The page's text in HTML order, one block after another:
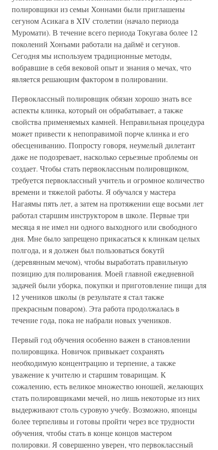
полировщики из семьи Хоннами были приглашены
сегуном Асикага в XIV столетии (начало периода
Муромати). В течение всего периода Токугава более 12
поколений Хонъами работали на даймё и сегунов.
Сегодня мы используем традиционные методы,
вобравшие в себя вековой опыт и знания о мечах, что
является решающим фактором в полировании.
Первоклассный полировщик обязан хорошо знать все
аспекты клинка, который он обрабатывает, а также
свойства применяемых камней. Неправильная процедура
может привести к непоправимой порче клинка и его
обесцениванию. Попросту говоря, неумелый дилетант
даже не подозревает, насколько серьезные проблемы он
создает. Чтобы стать первоклассным полировщиком,
требуется первоклассный учитель и огромное количество
времени и тяжелой работы. Я обучался у мастера
Нагаямы пять лет, а затем на протяжении еще восьми лет
работал старшим инструктором в школе. Первые три
месяца я не имел ни одного выходного или свободного
дня. Мне было запрещено прикасаться к клинкам целых
полгода, и я должен был пользоваться бокутй
(деревянным мечом), чтобы выработать правильную
позицию для полирования. Моей главной ежедневной
задачей были уборка, покупки и приготовление пищи для
12 учеников школы (в результате я стал также
прекрасным поваром). Эта работа продолжалась в
течение года, пока не набрали новых учеников.
Первый год обучения особенно важен в становлении
полировщика. Новичок привыкает сохранять
необходимую концентрацию и терпение, а также
уважение к учителю и старшим товарищам. К
сожалению, есть великое множество юношей, желающих
стать полировщиками мечей, но лишь некоторые из них
выдерживают столь суровую учебу. Возможно, японцы
более терпеливы и готовы пройти через все трудности
обучения, чтобы стать в конце концов мастером
полировки. Я совершенно уверен, что первоклассный